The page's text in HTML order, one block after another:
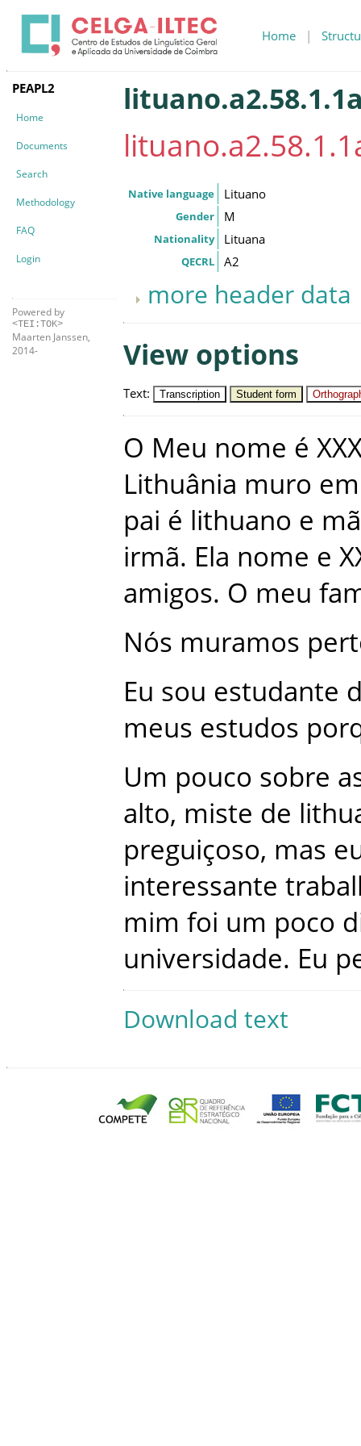
Home |
PEAPL2
Home
Documents
Search
Methodology
FAQ
Login
Powered by
<TEI:TOK>
Maarten Janssen,
2014-
Native language Lituano
Gender M
Nationality Lituana
QECRL A2
more header data
View options
Text: Transcription Student form
O Meu nome é
Lithuânia muro em
pai é lithuano e
irmã. Ela nome e
amigos. O meu
Nós muramos
Eu sou estudante
meus estudos
Um pouco sobre
alto, miste de
preguiçoso, mas
interessante
mim foi um poco
universidade. Eu
Download text